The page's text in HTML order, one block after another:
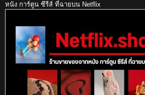
หนัง การ์ตูน ซีรีส์ ที่ฉายบน Netflix